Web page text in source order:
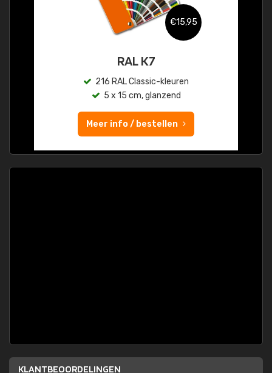
€15,95
RAL K7
216 RAL Classic-kleuren
5 x 15 cm, glanzend
Meer info / bestellen
KLANTBEOORDELINGEN